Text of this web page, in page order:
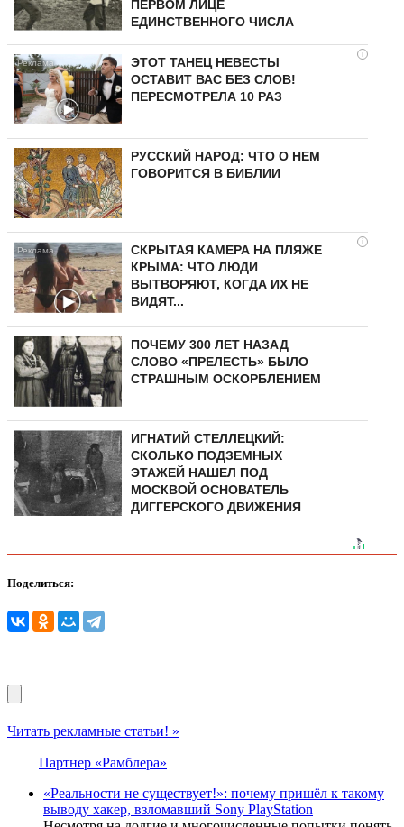
ПЕРВОМ ЛИЦЕ
ЕДИНСТВЕННОГО ЧИСЛА
i
ЭТОТ ТАНЕЦ НЕВЕСТЫ
ОСТАВИТ ВАС БЕЗ СЛОВ!
ПЕРЕСМОТРЕЛА 10 РАЗ
РУССКИЙ НАРОД: ЧТО О НЕМ
ГОВОРИТСЯ В БИБЛИИ
i
СКРЫТАЯ КАМЕРА НА ПЛЯЖЕ
КРЫМА: ЧТО ЛЮДИ
ВЫТВОРЯЮТ, КОГДА ИХ НЕ
ВИДЯТ...
ПОЧЕМУ 300 ЛЕТ НАЗАД
СЛОВО «ПРЕЛЕСТЬ» БЫЛО
СТРАШНЫМ ОСКОРБЛЕНИЕМ
ИГНАТИЙ СТЕЛЛЕЦКИЙ:
СКОЛЬКО ПОДЗЕМНЫХ
ЭТАЖЕЙ НАШЕЛ ПОД
МОСКВОЙ ОСНОВАТЕЛЬ
ДИГГЕРСКОГО ДВИЖЕНИЯ
Поделиться:
Читать рекламные статьи! »
Партнер «Рамблера»
«Реальности не существует!»: почему пришёл к такому
выводу хакер, взломавший Sony PlayStation